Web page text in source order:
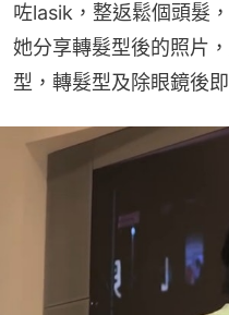
咗lasik，整返鬆個頭髮
她分享轉髮型後的照片
型，轉髮型及除眼鏡後